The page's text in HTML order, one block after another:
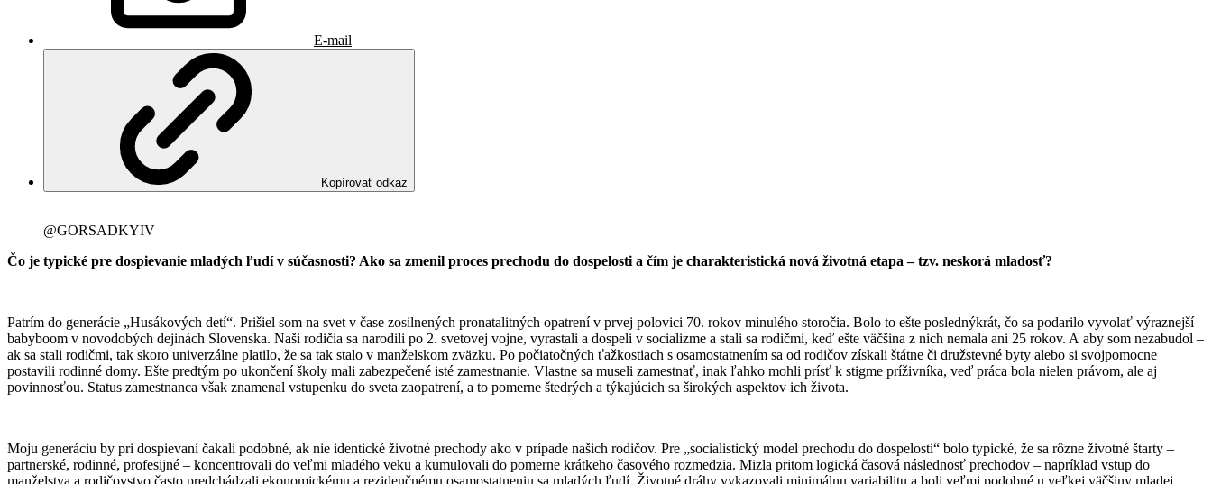
E-mail
Kopírovať odkaz
@GORSADKYIV
Čo je typické pre dospievanie mladých ľudí v súčasnosti? Ako sa zmenil proces prechodu do dospelosti a čím je charakteristická nová životná etapa – tzv. neskorá mladosť?
Patrím do generácie „Husákových detí“. Prišiel som na svet v čase zosilnených pronatalitných opatrení v prvej polovici 70. rokov minulého storočia. Bolo to ešte poslednýkrát, čo sa podarilo vyvolať výraznejší
babyboom v novodobých dejinách Slovenska. Naši rodičia sa narodili po 2. svetovej vojne, vyrastali a dospeli v socializme a stali sa rodičmi, keď ešte väčšina z nich nemala ani 25 rokov. A aby som nezabudol –
ak sa stali rodičmi, tak skoro univerzálne platilo, že sa tak stalo v manželskom zväzku. Po počiatočných ťažkostiach s osamostatnením sa od rodičov získali štátne či družstevné byty alebo si svojpomocne
postavili rodinné domy. Ešte predtým po ukončení školy mali zabezpečené isté zamestnanie. Vlastne sa museli zamestnať, inak ľahko mohli prísť k stigme príživníka, veď práca bola nielen právom, ale aj
povinnosťou. Status zamestnanca však znamenal vstupenku do sveta zaopatrení, a to pomerne štedrých a týkajúcich sa širokých aspektov ich života.
Moju generáciu by pri dospievaní čakali podobné, ak nie identické životné prechody ako v prípade našich rodičov. Pre „socialistický model prechodu do dospelosti“ bolo typické, že sa rôzne životné štarty –
partnerské, rodinné, profesijné – koncentrovali do veľmi mladého veku a kumulovali do pomerne krátkeho časového rozmedzia. Mizla pritom logická časová následnosť prechodov – napríklad vstup do
manželstva a rodičovstvo často predchádzali ekonomickému a rezidenčnému osamostatneniu sa mladých ľudí. Životné dráhy vykazovali minimálnu variabilitu a boli veľmi podobné u veľkej väčšiny mladej